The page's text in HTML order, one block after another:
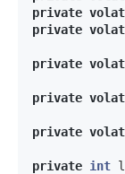
private
private
private
private
private
private int